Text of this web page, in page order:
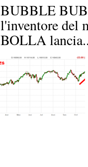
BUBBLE
l'inventore del
BOLLA